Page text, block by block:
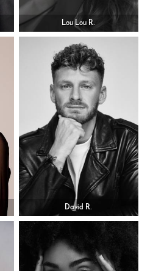
Lou Lou R.
David R.